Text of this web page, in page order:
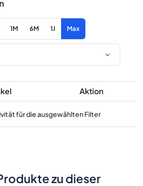
1M 6M 1J Max
Aktion
für die ausgewählten Filter
zu dieser